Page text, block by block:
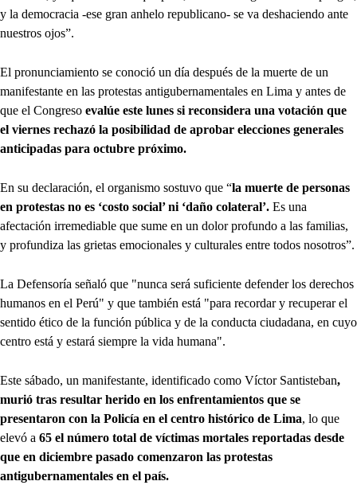
y la democracia -ese gran anhelo republicano- se va deshaciendo ante
nuestros ojos”.
El pronunciamiento se conoció un día después de la muerte de un
manifestante en las protestas antigubernamentales en Lima y antes de
que el Congreso evalúe este lunes si reconsidera una votación que
el viernes rechazó la posibilidad de aprobar elecciones generales
anticipadas para octubre próximo.
En su declaración, el organismo sostuvo que “la muerte de personas
en protestas no es ‘costo social’ ni ‘daño colateral’. Es una
afectación irremediable que sume en un dolor profundo a las familias,
y profundiza las grietas emocionales y culturales entre todos nosotros”.
La Defensoría señaló que "nunca será suficiente defender los derechos
humanos en el Perú" y que también está "para recordar y recuperar el
sentido ético de la función pública y de la conducta ciudadana, en cuyo
centro está y estará siempre la vida humana".
Este sábado, un manifestante, identificado como Víctor Santisteban,
murió tras resultar herido en los enfrentamientos que se
presentaron con la Policía en el centro histórico de Lima, lo que
elevó a 65 el número total de víctimas mortales reportadas desde
que en diciembre pasado comenzaron las protestas
antigubernamentales en el país.